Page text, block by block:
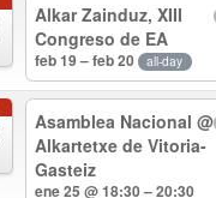
Alkar Zainduz, XIII
Congreso de EA
feb 19 – feb 20 all-day
Asamblea Nacional@
Alkartetxe de Vitoria-
Gasteiz
ene 25 @ 18:30 – 20:30